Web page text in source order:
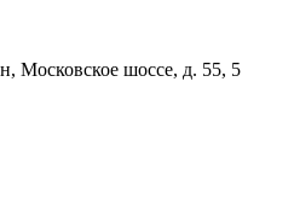
Московское шоссе, д. 55, 5